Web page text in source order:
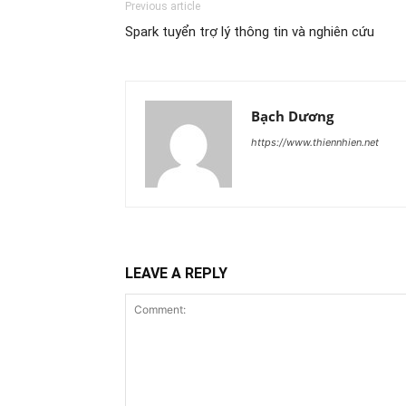
Previous article
Spark tuyển trợ lý thông tin và nghiên cứu
Bạch Dương
https://www.thiennhien.net
LEAVE A REPLY